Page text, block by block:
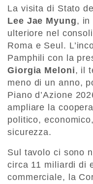
La visita di Stato
Lee Jae Myung, in
ulteriore nel
Roma e Seul.
Pamphili con la
Giorgia Meloni, il
meno di un anno,
Piano d’Azione
ampliare la
politico,
sicurezza.
Sul tavolo ci sono
circa 11 miliardi di
commerciale, la